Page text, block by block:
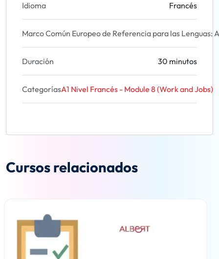
Idioma Francés
Marco Común Europeo de Referencia para las Lenguas:
Duración 30 minutos
CategoríasA1 Nivel Francés - Module 8 (Work and Jobs)
Cursos relacionados